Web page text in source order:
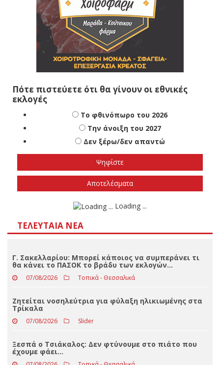
Πότε πιστεύετε ότι θα γίνουν οι εθνικές
εκλογές
Το φθινόπωρο του 2026
Την άνοιξη του 2027
Δεν ξέρω/δεν απαντώ
Αποτελέσματα
Loading ...
Γ. Σακελλαρίου: Μπορεί κάποιος να συμπεράνει τι
θα κάνει το ΠΑΣΟΚ το βράδυ των εκλογών…
07/08/2026 Τοπικά - Θεσσαλικά
Ζητείται νοσηλεύτρια για φύλαξη ηλικιωμένης στα
Τρίκαλα
07/08/2026 Slider
Ξεσπά ο Τσιάκαλος: Δεν φτύνουμε στο πιάτο που
έχουμε φάει…
07/08/2026 Τοπικά - Θεσσαλικά
Η ΙΑΠΩΝΙΚΗ παραμένει Χορηγός Ονοματοδοσίας του
Α.Σ. Καρδίτσας για 4η διαδοχική χρονιά!
07/08/2026 Αθλητικά